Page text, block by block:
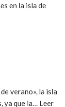
en la isla de
verano», la isla
ya que la… Leer